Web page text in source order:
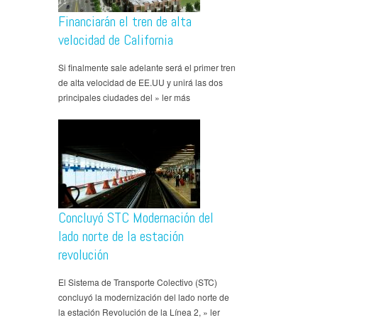
Financiarán el tren de alta
velocidad de California
Si finalmente sale adelante será el primer tren
de alta velocidad de EE.UU y unirá las dos
principales ciudades del » ler más
Concluyó STC Modernación del
lado norte de la estación
revolución
El Sistema de Transporte Colectivo (STC)
concluyó la modernización del lado norte de
la estación Revolución de la Línea 2, » ler